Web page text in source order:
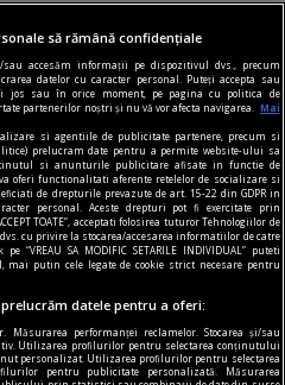
confidențialitate
Adevarul Holding 2026
Adevărul Holding:
să rămână confidențiale
sau accesăm informații pe dispozitivul dvs., precum
datelor cu caracter personal. Puteți accepta sau
jos sau în orice moment, pe pagina cu politica de
partenerilor noștri și nu vă vor afecta navigarea.
Mai
si agentiile de publicitate partenere, precum si
prelucram date pentru a permite website-ului sa
si anunturile publicitare afisate in functie de
oferi functionalitati aferente retelelor de socializare si
de drepturile prevazute de art. 15-22 din GDPR in
personal. Aceste drepturi pot fi exercitate prin
TOATE”, acceptati folosirea tuturor Tehnologiilor de
cu privire la stocarea/accesarea informatiilor de catre
“VREAU SA MODIFIC SETARILE INDIVIDUAL” puteti
putin cele legate de cookie strict necesare pentru
datele pentru a oferi:
Măsurarea performanței reclamelor. Stocarea și/sau
Utilizarea profilurilor pentru selectarea conținutului
personalizat. Utilizarea profilurilor pentru selectarea
pentru publicitate personalizată. Măsurarea